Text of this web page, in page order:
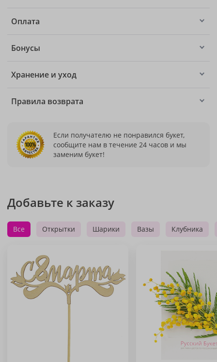
Оплата
Бонусы
Хранение и уход
Правила возврата
Если получателю не понравился букет,
сообщите нам в течение 24 часов и мы
заменим букет!
Добавьте к заказу
Все Открытки Шарики Вазы Клубника